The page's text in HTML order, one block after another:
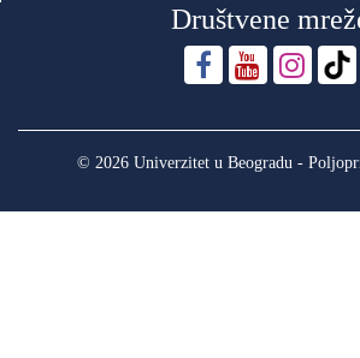
Društvene
© 2026 Univerzitet u Beogradu -